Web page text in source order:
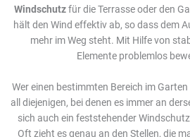
Windschutzfür die Terrasse oder den
hält den Wind effektiv ab, so dass dem
mehr im Weg steht. Mit Hilfe von
Elemente problemlos
Wer einen bestimmten Bereich im
all diejenigen, bei denen es immer an
sich auch ein feststehender
Oft zieht es genau an den Stellen, die